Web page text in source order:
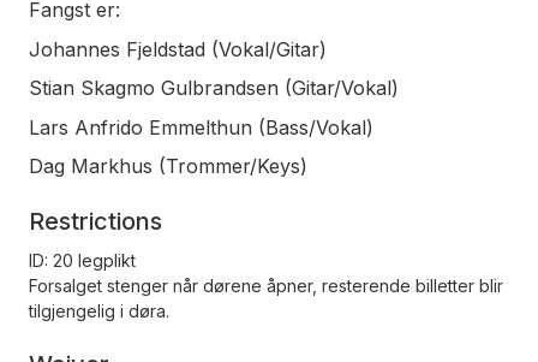
Fangst er:
Johannes Fjeldstad (Vokal/Gitar)
Stian Skagmo Gulbrandsen (Gitar/Vokal)
Lars Anfrido Emmelthun (Bass/Vokal)
Dag Markhus (Trommer/Keys)
Restrictions
ID: 20 legplikt
Forsalget stenger når dørene åpner, resterende billetter blir
tilgjengelig i døra.